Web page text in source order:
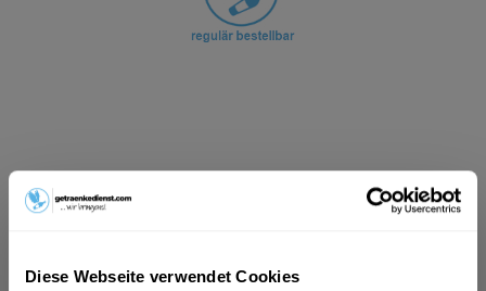
Diese Webseite verwendet Cookies
ab 13,29 € *
Inhalt: 5 Liter (2,66 € * / 1 Liter)